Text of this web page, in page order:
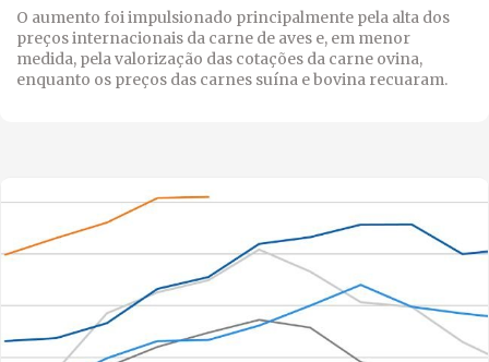
O aumento foi impulsionado principalmente pela alta dos
preços internacionais da carne de aves e, em menor
medida, pela valorização das cotações da carne ovina,
enquanto os preços das carnes suína e bovina recuaram.